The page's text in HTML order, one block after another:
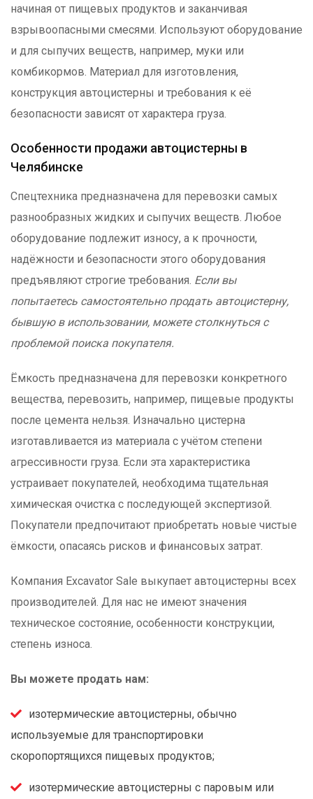
начиная от пищевых продуктов и заканчивая
взрывоопасными смесями. Используют оборудование
и для сыпучих веществ, например, муки или
комбикормов. Материал для изготовления,
конструкция автоцистерны и требования к её
безопасности зависят от характера груза.
Особенности продажи автоцистерны в
Челябинске
Спецтехника предназначена для перевозки самых
разнообразных жидких и сыпучих веществ. Любое
оборудование подлежит износу, а к прочности,
надёжности и безопасности этого оборудования
предъявляют строгие требования. Если вы
попытаетесь самостоятельно продать автоцистерну,
бывшую в использовании, можете столкнуться с
проблемой поиска покупателя.
Ёмкость предназначена для перевозки конкретного
вещества, перевозить, например, пищевые продукты
после цемента нельзя. Изначально цистерна
изготавливается из материала с учётом степени
агрессивности груза. Если эта характеристика
устраивает покупателей, необходима тщательная
химическая очистка с последующей экспертизой.
Покупатели предпочитают приобретать новые чистые
ёмкости, опасаясь рисков и финансовых затрат.
Компания Excavator Sale выкупает автоцистерны всех
производителей. Для нас не имеют значения
техническое состояние, особенности конструкции,
степень износа.
Вы можете продать нам:
изотермические автоцистерны, обычно
используемые для транспортировки
скоропортящихся пищевых продуктов;
изотермические автоцистерны с паровым или